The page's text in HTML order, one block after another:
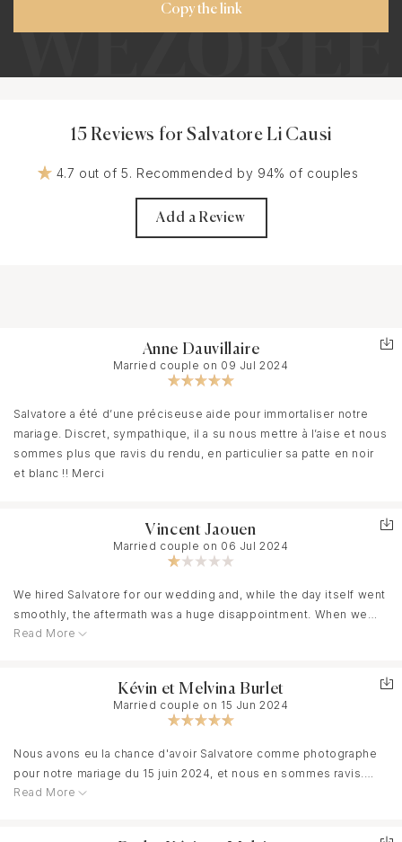
Copy the link
15 Reviews for Salvatore Li Causi
4.7 out of 5. Recommended by 94% of couples
Add a Review
Anne Dauvillaire
Married couple on 09 Jul 2024
Salvatore a été d’une préciseuse aide pour immortaliser notre
mariage. Discret, sympathique, il a su nous mettre à l’aise et nous
sommes plus que ravis du rendu, en particulier sa patte en noir
et blanc !! Merci
Vincent Jaouen
Married couple on 06 Jul 2024
We hired Salvatore for our wedding and, while the day itself went
smoothly, the aftermath was a huge disappointment. When we
received the photos, we were surprised to find that each one
We reached out to ask if we could receive the pictures without
the watermark for personal use, especially for printing our
watermarked ones for any public sharing. However, Salvatore
refused, stating that the pictures were his property and
dismissing our request by saying, "you can’t have everything for
proposed solution was to crop the photos ourselves, which
Read More
Kévin et Melvina Burlet
Married couple on 15 Jun 2024
Nous avons eu la chance d'avoir Salvatore comme photographe
pour notre mariage du 15 juin 2024, et nous en sommes ravis.
Son professionnalisme, son investissement, et son approche
Read More